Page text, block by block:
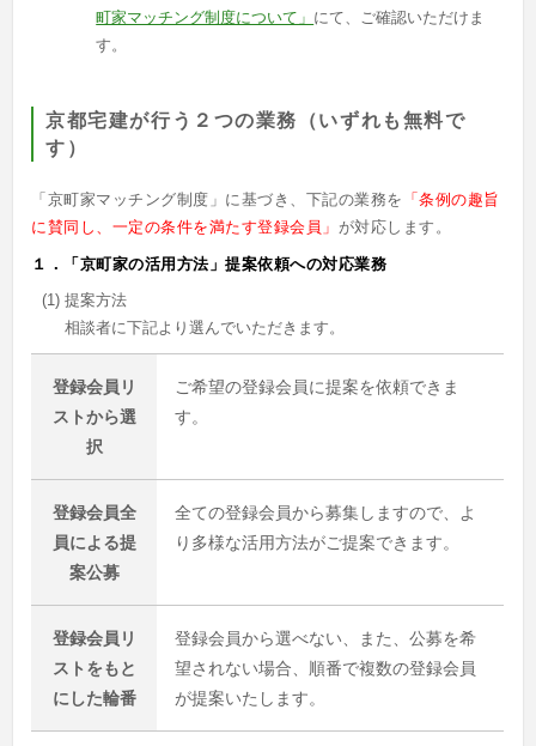
町家マッチング制度について」 にて、ご確認いただけま
す。
京都宅建が行う２つの業務（いずれも無料で
す）
「京町家マッチング制度」に基づき、下記の業務を 「条例の趣旨
に賛同し、一定の条件を満たす登録会員」 が対応します。
１．「京町家の活用方法」提案依頼への対応業務
(1) 提案方法
相談者に下記より選んでいただきます。
登録会員リ
ストから選
択
ご希望の登録会員に提案を依頼できま
す。
登録会員全
員による提
案公募
全ての登録会員から募集しますので、よ
り多様な活用方法がご提案できます。
登録会員リ
ストをもと
にした輪番
登録会員から選べない、また、公募を希
望されない場合、順番で複数の登録会員
が提案いたします。